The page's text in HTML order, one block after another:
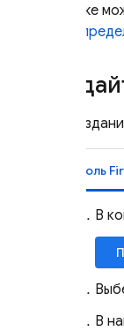
Вы также
Для
Консоль
В
В